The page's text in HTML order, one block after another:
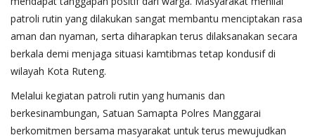
patroli rutin yang dilakukan sangat membantu menciptakan rasa
aman dan nyaman, serta diharapkan terus dilaksanakan secara
berkala demi menjaga situasi kamtibmas tetap kondusif di
wilayah Kota Ruteng.
Melalui kegiatan patroli rutin yang humanis dan
berkesinambungan, Satuan Samapta Polres Manggarai
berkomitmen bersama masyarakat untuk terus mewujudkan